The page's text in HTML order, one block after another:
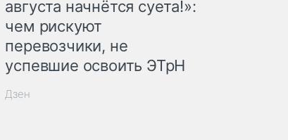
августа начнётся суета!»:
чем рискуют
перевозчики, не
успевшие освоить ЭТрН
Дзен